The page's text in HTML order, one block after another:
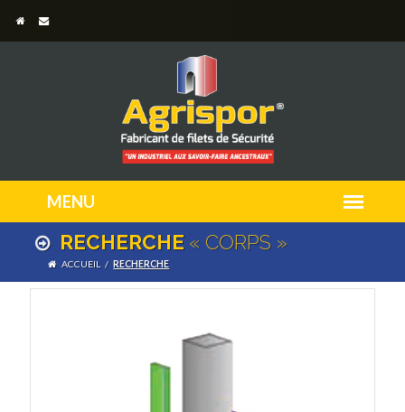
RECHERCHE « CORPS »
ACCUEIL / RECHERCHE